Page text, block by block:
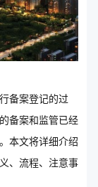
备案登记的过
备案和监管已经
本文将详细介绍
、流程、注意事